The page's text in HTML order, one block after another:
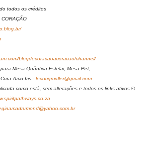
todos os créditos
blogdecoracaoacoracao/channel/
Mesa Quântica Estelar, Mesa Pet,
Arco Iris - lecocqmuller@gmail.com
como está, sem alterações e todos os links ativos ©